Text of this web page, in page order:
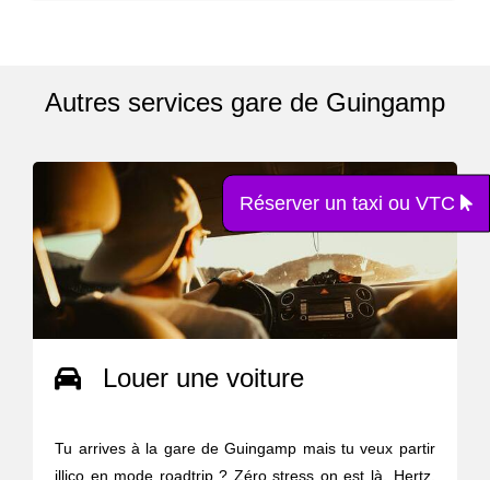
Autres services gare de Guingamp
Louer une voiture
Tu arrives à la gare de Guingamp mais tu veux partir
illico en mode roadtrip ? Zéro stress on est là. Hertz,
Réserver un taxi ou VTC